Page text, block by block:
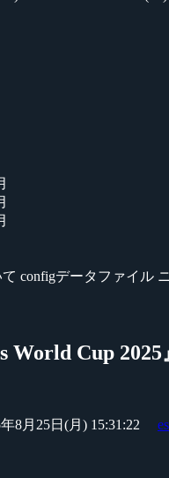
configデータファイル
World Cup
8月25日(月) 15:31:22